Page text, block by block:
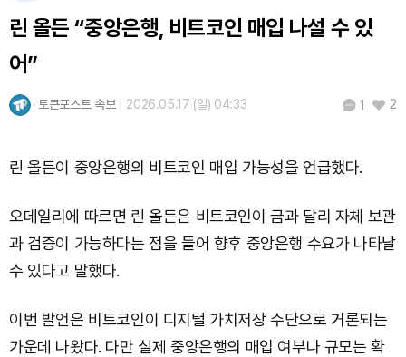
린 올든 “중앙은행, 비트코인 매입 나설 수 있
어”
토큰포스트 속보 2026.05.17 (일) 04:33 1 2
린 올든이 중앙은행의 비트코인 매입 가능성을 언급했다.
오데일리에 따르면 린 올든은 비트코인이 금과 달리 자체 보관
과 검증이 가능하다는 점을 들어 향후 중앙은행 수요가 나타날
수 있다고 말했다.
이번 발언은 비트코인이 디지털 가치저장 수단으로 거론되는
가운데 나왔다. 다만 실제 중앙은행의 매입 여부나 규모는 확